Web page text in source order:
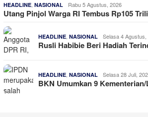
HEADLINE NASIONAL Rabu 5 Agustus, 2026
Utang Pinjol Warga RI Tembus Rp105
HEADLINE NASIONAL Selasa 4 Agustus,
Rusli Habibie Beri Hadiah
HEADLINE NASIONAL Selasa 28 Juli,
BKN Umumkan 9